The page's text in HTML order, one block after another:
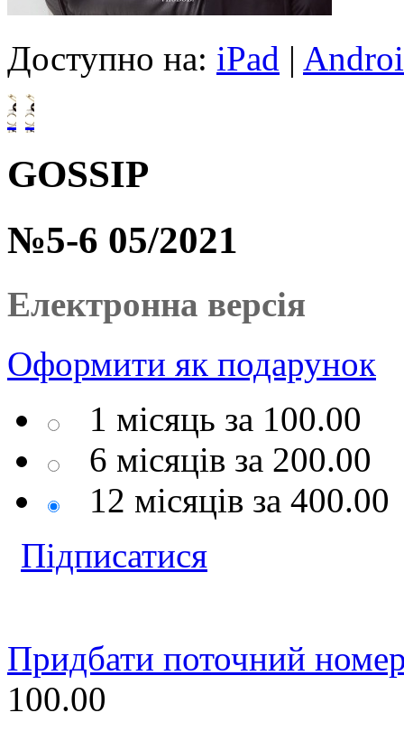
Доступно на: iPad |
GOSSIP
№5-6 05/2021
Електронна версія
Оформити як подарунок
1 місяць за 100.00
6 місяців за 200.00
12 місяців за 400.00
Підписатися
Придбати поточний
100.00